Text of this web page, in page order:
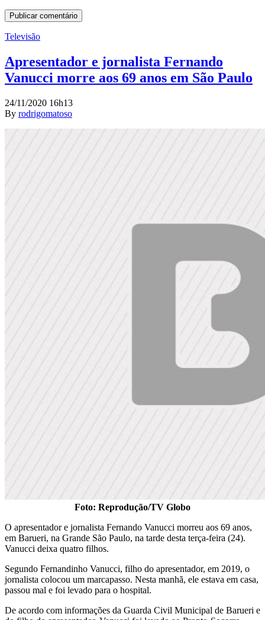
Televisão
Apresentador e jornalista Fernando
Vanucci morre aos 69 anos em São Paulo
24/11/2020 16h13
By rodrigomatoso
Foto: Reprodução/TV Globo
O apresentador e jornalista Fernando Vanucci morreu aos 69 anos,
em Barueri, na Grande São Paulo, na tarde desta terça-feira (24).
Vanucci deixa quatro filhos.
Segundo Fernandinho Vanucci, filho do apresentador, em 2019, o
jornalista colocou um marcapasso. Nesta manhã, ele estava em casa,
passou mal e foi levado para o hospital.
De acordo com informações da Guarda Civil Municipal de Barueri e